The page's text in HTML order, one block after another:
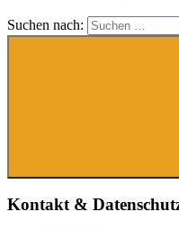
Suchen nach:
Kontakt &